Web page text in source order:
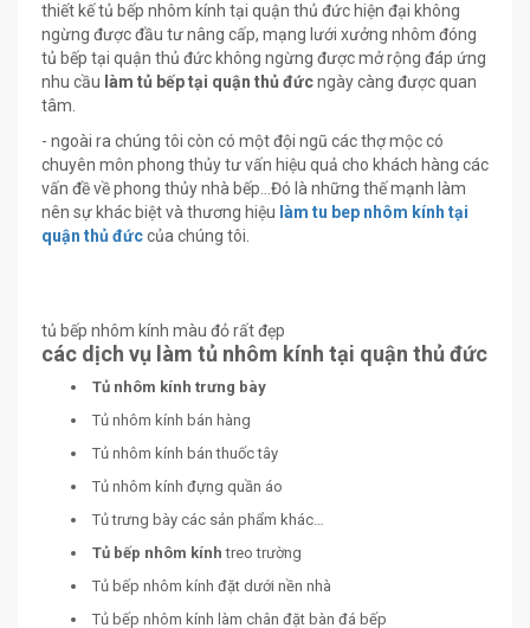
thiết kế tủ bếp nhôm kính tại quận thủ đức hiện đại không
ngừng được đầu tư nâng cấp, mạng lưới xưởng nhôm đóng
tủ bếp tại quận thủ đức không ngừng được mở rộng đáp ứng
nhu cầu làm tủ bếp tại quận thủ đứcngày càng được quan
tâm.
- ngoài ra chúng tôi còn có một đội ngũ các thợ mộc có
chuyên môn phong thủy tư vấn hiệu quả cho khách hàng các
vấn đề về phong thủy nhà bếp…Đó là những thế mạnh làm
nên sự khác biệt và thương hiệu làm tu bep nhôm kính tại
quận thủ đứccủa chúng tôi.
tủ bếp nhôm kính màu đỏ rất đẹp
các dịch vụ làm tủ nhôm kính tại quận thủ đức
Tủ nhôm kính trưng bày
Tủ nhôm kính bán hàng
Tủ nhôm kính bán thuốc tây
Tủ nhôm kính đựng quần áo
Tủ trưng bày các sản phẩm khác…
Tủ bếp nhôm kính treo trường
Tủ bếp nhôm kính đặt dưới nền nhà
Tủ bếp nhôm kính làm chân đặt bàn đá bếp